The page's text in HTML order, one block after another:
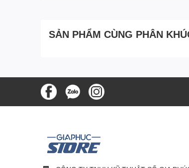
tiết phù hợp, mang đến hình ảnh có độ
SẢN PHẨM CÙNG PHÂN